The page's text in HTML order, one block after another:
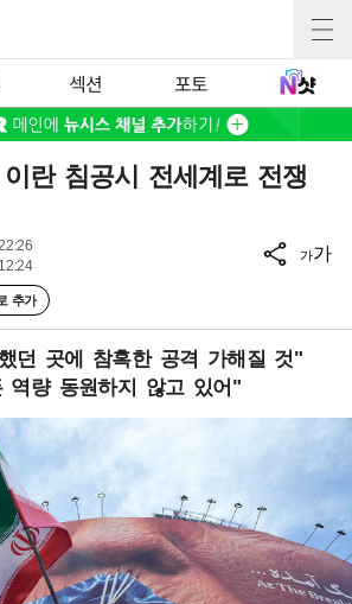
섹션 포토
란 침공시 전세계로 전쟁
추가
가가
던 곳에 참혹한 공격 가해질 것"
역량 동원하지 않고 있어"